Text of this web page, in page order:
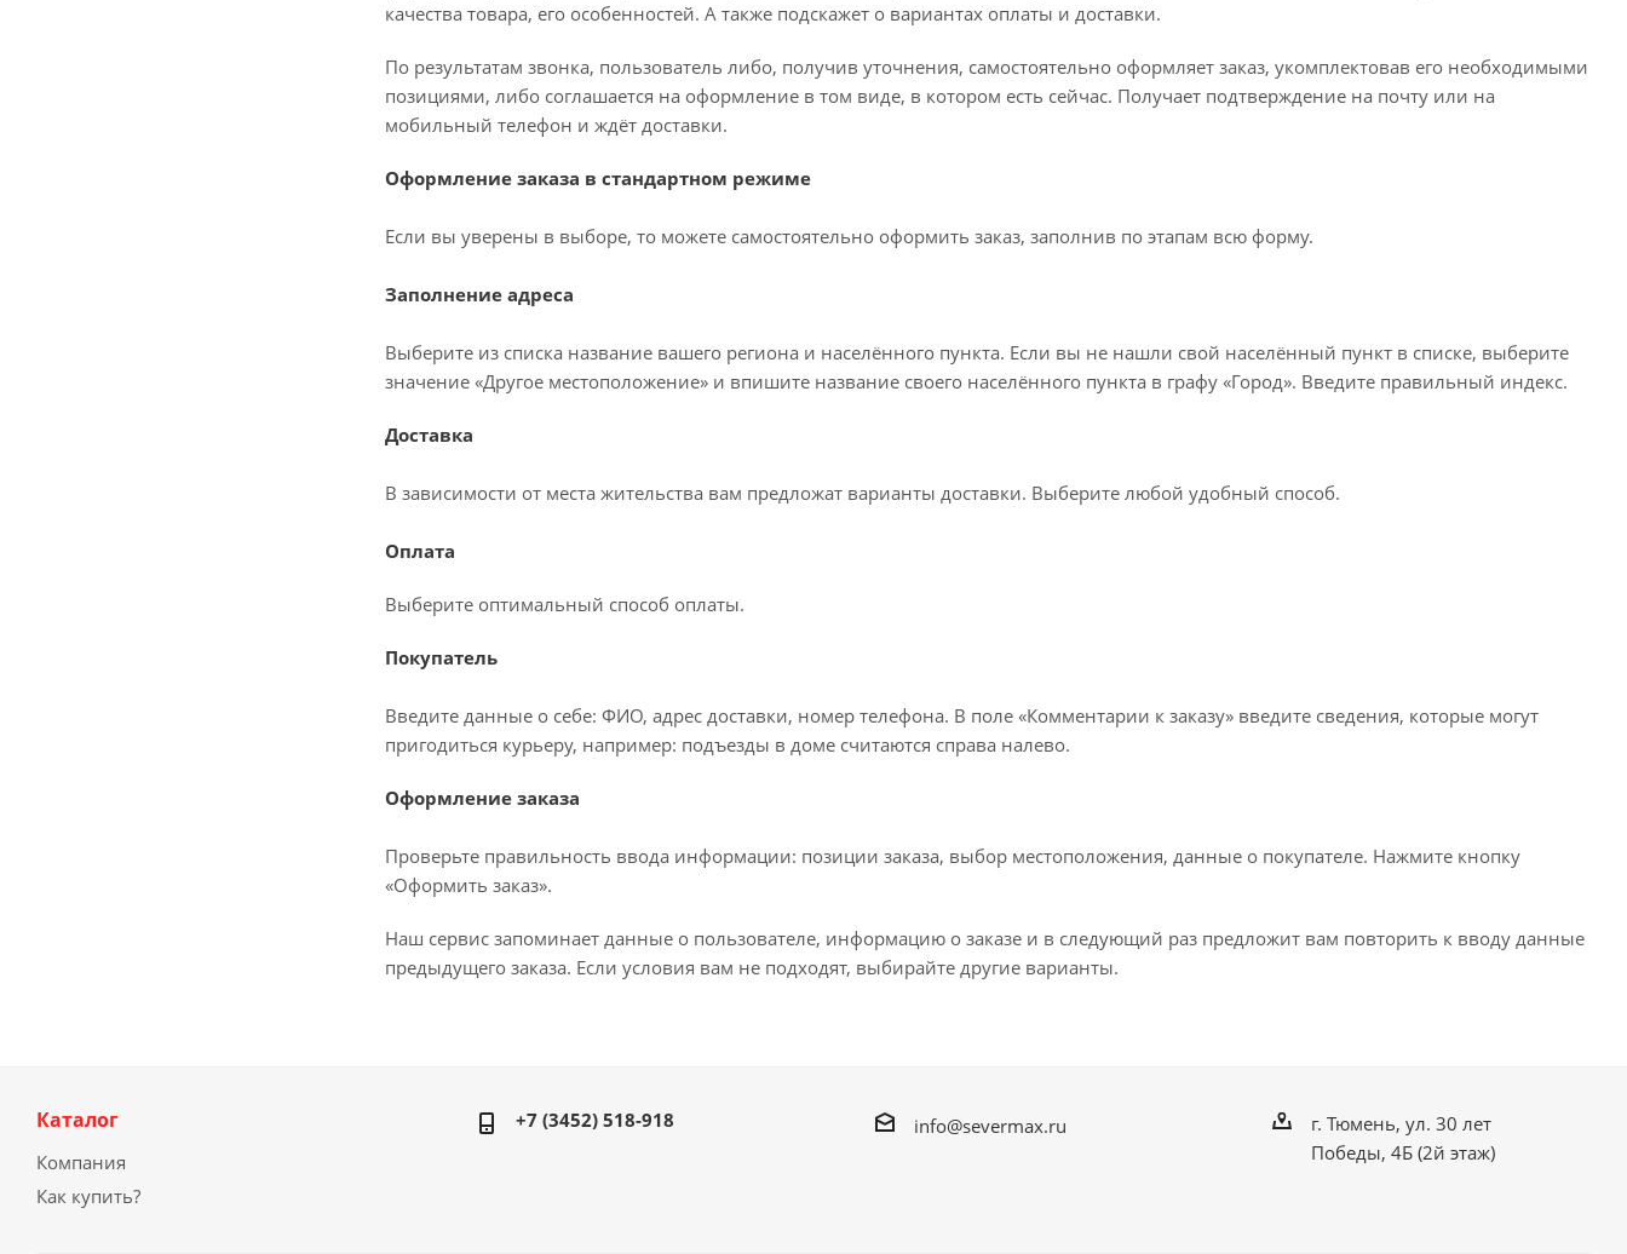
качества товара, его особенностей. А также подскажет о вариантах оплаты и доставки.
По результатам звонка, пользователь либо, получив уточнения, самостоятельно оформляет заказ, укомплектовав его необходимыми
позициями, либо соглашается на оформление в том виде, в котором есть сейчас. Получает подтверждение на почту или на
мобильный телефон и ждёт доставки.
Оформление заказа в стандартном режиме
Если вы уверены в выборе, то можете самостоятельно оформить заказ, заполнив по этапам всю форму.
Заполнение адреса
Выберите из списка название вашего региона и населённого пункта. Если вы не нашли свой населённый пункт в списке, выберите
значение «Другое местоположение» и впишите название своего населённого пункта в графу «Город». Введите правильный индекс.
Доставка
В зависимости от места жительства вам предложат варианты доставки. Выберите любой удобный способ.
Оплата
Выберите оптимальный способ оплаты.
Покупатель
Введите данные о себе: ФИО, адрес доставки, номер телефона. В поле «Комментарии к заказу» введите сведения, которые могут
пригодиться курьеру, например: подъезды в доме считаются справа налево.
Оформление заказа
Проверьте правильность ввода информации: позиции заказа, выбор местоположения, данные о покупателе. Нажмите кнопку
«Оформить заказ».
Наш сервис запоминает данные о пользователе, информацию о заказе и в следующий раз предложит вам повторить к вводу данные
предыдущего заказа. Если условия вам не подходят, выбирайте другие варианты.
Каталог
Компания
Как купить?
+7 (3452) 518-918 info@severmax.ru
г. Тюмень, ул. 30 лет
Победы, 4Б (2й этаж)